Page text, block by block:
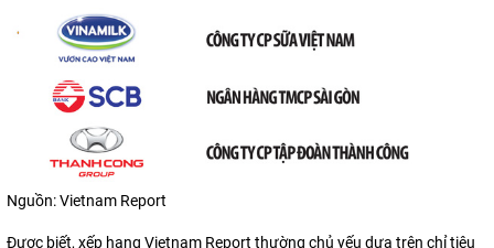
Nguồn: Vietnam Report
Được biết, xếp hạng Vietnam Report thường chủ yếu dựa trên chỉ tiêu